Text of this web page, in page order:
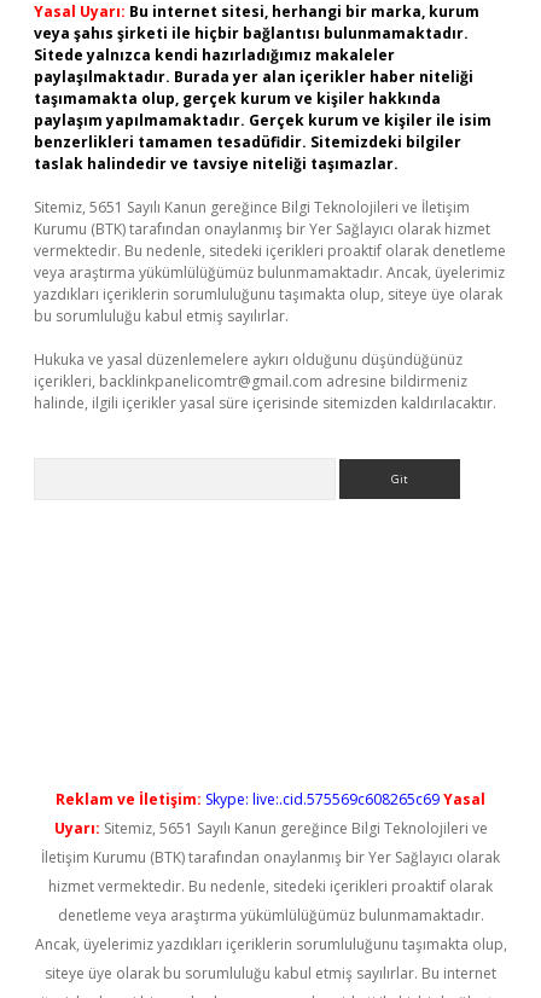
Yasal Uyarı: Bu internet sitesi, herhangi bir marka, kurum
veya şahıs şirketi ile hiçbir bağlantısı bulunmamaktadır.
Sitede yalnızca kendi hazırladığımız makaleler
paylaşılmaktadır. Burada yer alan içerikler haber niteliği
taşımamakta olup, gerçek kurum ve kişiler hakkında
paylaşım yapılmamaktadır. Gerçek kurum ve kişiler ile isim
benzerlikleri tamamen tesadüfidir. Sitemizdeki bilgiler
taslak halindedir ve tavsiye niteliği taşımazlar.
Sitemiz, 5651 Sayılı Kanun gereğince Bilgi Teknolojileri ve İletişim
Kurumu (BTK) tarafından onaylanmış bir Yer Sağlayıcı olarak hizmet
vermektedir. Bu nedenle, sitedeki içerikleri proaktif olarak denetleme
veya araştırma yükümlülüğümüz bulunmamaktadır. Ancak, üyelerimiz
yazdıkları içeriklerin sorumluluğunu taşımakta olup, siteye üye olarak
bu sorumluluğu kabul etmiş sayılırlar.
Hukuka ve yasal düzenlemelere aykırı olduğunu düşündüğünüz
içerikleri, backlinkpanelicomtr@gmail.com adresine bildirmeniz
halinde, ilgili içerikler yasal süre içerisinde sitemizden kaldırılacaktır.
Reklam ve İletişim: Skype: live:.cid.575569c608265c69Yasal
Uyarı: Sitemiz, 5651 Sayılı Kanun gereğince Bilgi Teknolojileri ve
İletişim Kurumu (BTK) tarafından onaylanmış bir Yer Sağlayıcı olarak
hizmet vermektedir. Bu nedenle, sitedeki içerikleri proaktif olarak
denetleme veya araştırma yükümlülüğümüz bulunmamaktadır.
Ancak, üyelerimiz yazdıkları içeriklerin sorumluluğunu taşımakta olup,
siteye üye olarak bu sorumluluğu kabul etmiş sayılırlar. Bu internet